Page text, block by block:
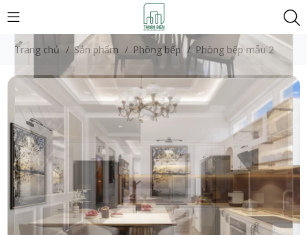
Trang chủ / Sản phẩm / Phòng bếp / Phòng bếp mẫu 2